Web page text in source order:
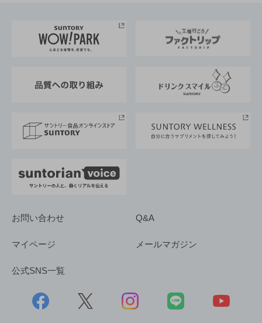
地域情報
サントリーサンバーズ大阪
サントリーが考えるサステナビリティ経営
企業概要
採用情報
お問い合わせ Q&A
マイページ メールマガジン
公式SNS一覧